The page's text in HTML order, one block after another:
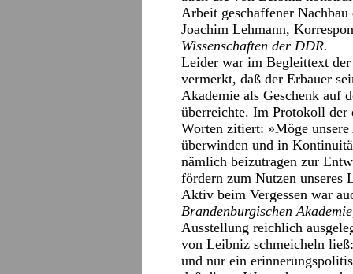
Arbeit geschaffener
Joachim Lehmann,
Wissenschaften der DDR.
Leider war im Begleittext der
vermerkt, daß der Erbauer
Akademie als Geschenk auf
überreichte. Im Protokoll
Worten zitiert: »Möge
überwinden und in
nämlich beizutragen zur
fördern zum Nutzen unseres
Aktiv beim Vergessen war
Brandenburgischen
Ausstellung reichlich
von Leibniz schmeicheln
und nur ein